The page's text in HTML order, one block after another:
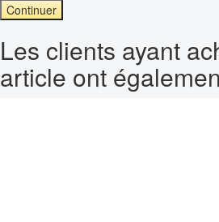
Continuer
Les clients ayant
article ont